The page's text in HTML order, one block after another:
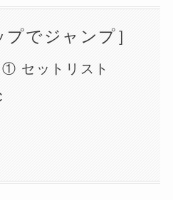
プでジャンプ］
セットリスト